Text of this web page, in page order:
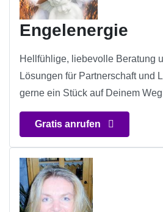
Engelenergie
Hellfühlige, liebevolle Beratung
Lösungen für Partnerschaft und
gerne ein Stück auf Deinem
Gratis anrufen